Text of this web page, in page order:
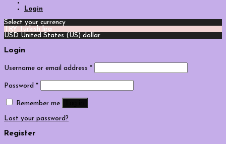
Login
Select your currency
TRY
Turkish lira
USD United States (US) dollar
Login
Username or email address *
Password *
Remember me
Lost your password?
Register